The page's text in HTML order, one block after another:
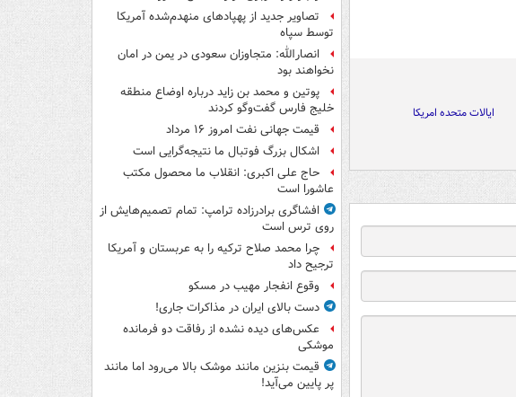
ایالات متحده امریکا
تصاویر جدید از پهپادهای منهدم‌شده آمریکا
توسط سپاه
انصارالله: متجاوزان سعودی در یمن در امان
نخواهند بود
پوتین و محمد بن زاید درباره اوضاع منطقه
خلیج فارس گفت‌وگو کردند
قیمت جهانی نفت امروز ۱۶ مرداد
اشکال بزرگ فوتبال ما نتیجه‌گرایی است
حاج علی اکبری: انقلاب ما محصول مکتب
عاشورا است
افشاگری برادرزاده ترامپ: تمام تصمیم‌هایش از
روی ترس است
چرا محمد صلاح ترکیه را به عربستان و آمریکا
ترجیح داد
وقوع انفجار مهیب در مسکو
دست بالای ایران در مذاکرات جاری!
عکس‌های دیده نشده از رفاقت دو فرمانده‌
موشکی
قیمت بنزین مانند موشک بالا می‌رود اما مانند
پر پایین می‌آید!